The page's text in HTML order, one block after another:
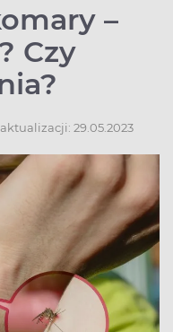
–
Czy
29.05.2023